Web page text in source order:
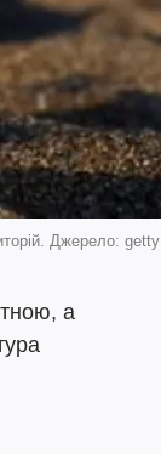
Джерело: getty
а